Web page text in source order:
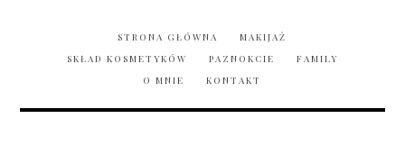
STRONA GŁÓWNA
MAKIJAŻ
SKŁAD KOSMETYKÓW
PAZNOKCIE
FAMILY
O MNIE
KONTAKT